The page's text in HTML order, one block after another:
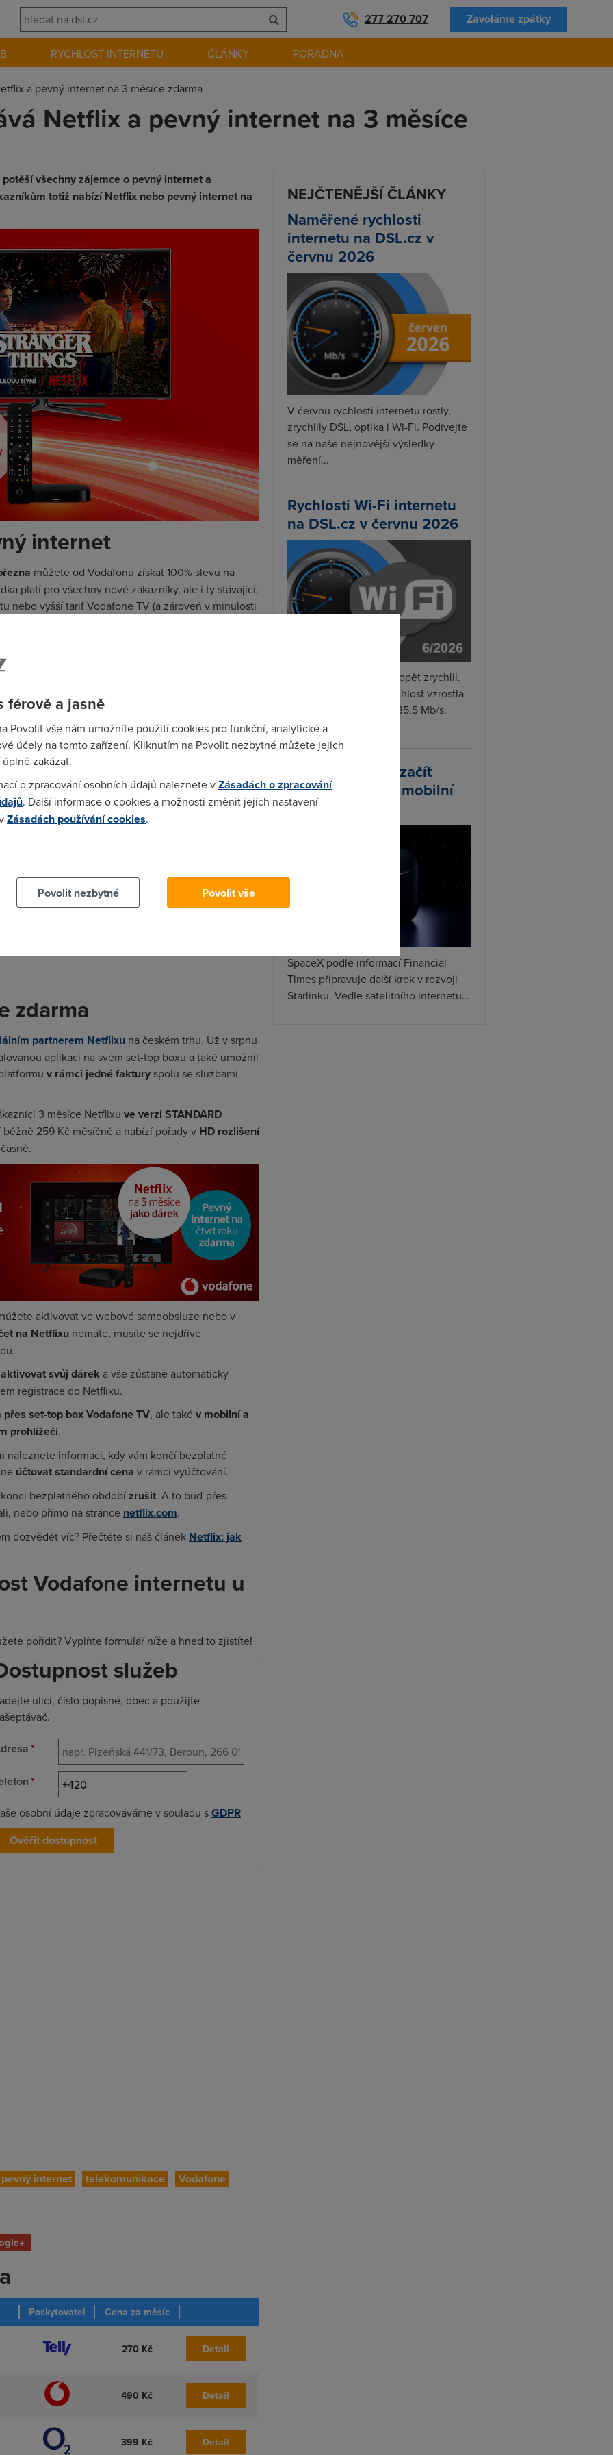
277 270 707 Zavoláme zpátky
RYCHLOST INTERNETU ČLÁNKY PORADNA
a pevný internet na 3 měsíce zdarma
Netflix a pevný internet na 3 měsíce
všechny zájemce o pevný internet a
totiž nabízí Netflix nebo pevný internet na
internet
můžete od Vodafonu získat 100% slevu na
platí pro všechny nové zákazníky, ale i ty stávající,
nebo vyšší tarif Vodafone TV (a zároveň v minulosti
služeb:
internet platí i na UPC
síť UPC, tak
zdarma
partnerem Netflixu na českém trhu. Už v srpnu
aplikaci na svém set-top boxu a také umožnil
v rámci jedné faktury spolu se službami
3 měsíce Netflixu ve verzi STANDARD
259 Kč měsíčně a nabízí pořady v HD rozlišení
aktivovat ve webové samoobsluze nebo v
na Netflixu nemáte, musíte se nejdříve
aktivovat svůj dárek a vše zůstane automaticky
registrace do Netflixu.
přes set-top box Vodafone TV, ale také v mobilní a
prohlížeči.
naleznete informaci, kdy vám končí bezplatné
účtovat standardní cena v rámci vyúčtování.
bezplatného obdobízrušit. A to buď přes
nebo přímo na stránce netflix.com.
dozvědět víc? Přečtěte si náš článek Netflix: jak
Vodafone internetu u
pořídit? Vyplňte formulář níže a hned to zjistíte!
služeb
ulici, číslo popisné, obec a použijte
*
*
osobní údaje zpracováváme v souladu sGDPR
Ověřit dostupnost
pevný internet telekomunikace Vodafone
Poskytovatel Cena za měsíc
270 Kč Detail
490 Kč Detail
399 Kč Detail
NEJČTENĚJŠÍ ČLÁNKY
Naměřené rychlosti
internetu na DSL.cz v
červnu 2026
V červnu rychlosti internetu rostly,
zrychlily DSL, optika i Wi-Fi. Podívejte
se na naše nejnovější výsledky
měření...
Rychlosti Wi-Fi internetu
na DSL.cz v červnu 2026
Wi-Fi internet v červnu opět zrychlil.
Průměrná naměřená rychlost vzrostla
meziměsíčně o 4 % na 35,5 Mb/s.
Podívejte...
Starlink plánuje začít
prodávat vlastní mobilní
tarify
SpaceX podle informací Financial
Times připravuje další krok v rozvoji
Starlinku. Vedle satelitního internetu...
férově a jasně
Povolit vše nám umožníte použití cookies pro funkční, analytické a
účely na tomto zařízení. Kliknutím na Povolit nezbytné můžete jejich
zakázat.
o zpracování osobních údajů naleznete vZásadách o zpracování
. Další informace o cookies a možnosti změnit jejich nastavení
Zásadách používání cookies.
Povolit nezbytné
Povolit vše